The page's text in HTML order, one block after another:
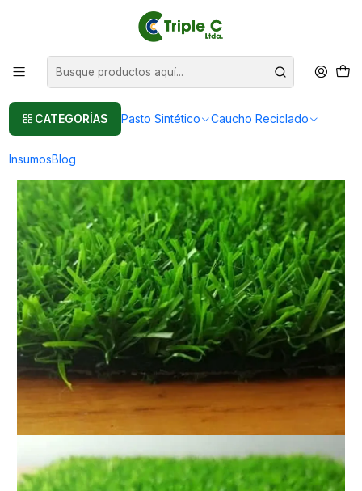
CATEGORÍAS Pasto Sintético Caucho Reciclado
InsumosBlog
Pasto sintético Para Jardín
20mm en Rollo de 50 m2, Pasto Sintético Para Jardín